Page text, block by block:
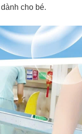
cho bé.